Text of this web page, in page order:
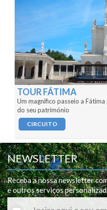
TOUR FÁTIMA
Um magnifico passeio a
do seu património
CIRCUITO
NEWSLETTER
Receba a nossa newsletter
e outros serviços